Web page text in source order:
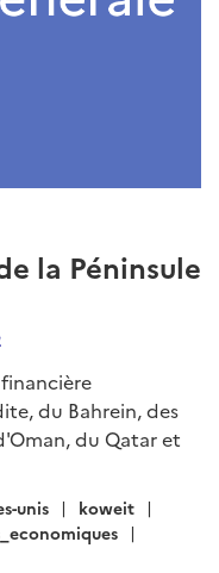
la Péninsule
du Bahrein, des
du Qatar et
unis
koweit